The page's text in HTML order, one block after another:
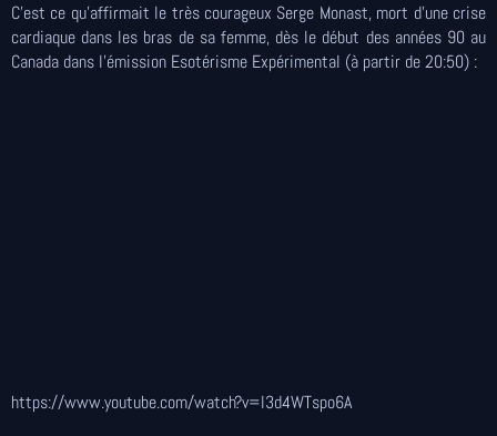
C'est ce qu'affirmait le très courageux Serge Monast, mort d'une crise
cardiaque dans les bras de sa femme, dès le début des années 90 au
Canada dans l'émission Esotérisme Expérimental (à partir de 20:50) :
https://www.youtube.com/watch?v=l3d4WTspo6A